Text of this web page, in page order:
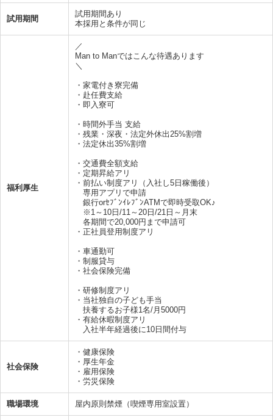
試用期間
試用期間あり
本採用と条件が同じ
福利厚生
／
Man to Manではこんな待遇あります
＼
・家電付き寮完備
・赴任費支給
・即入寮可
・時間外手当 支給
・残業・深夜・法定外休出25%割増
・法定休出35%割増
・交通費全額支給
・定期昇給アリ
・前払い制度アリ（入社し5日稼働後）
専用アプリで申請
銀行orｾﾌﾞﾝｲﾚﾌﾞﾝATMで即時受取OK♪
※1～10日/11～20日/21日～月末
各期間で20,000円まで申請可
・正社員登用制度アリ
・車通勤可
・制服貸与
・社会保険完備
・研修制度アリ
・当社独自の子ども手当
扶養するお子様1名/月5000円
・有給休暇制度アリ
入社半年経過後に10日間付与
社会保険
・健康保険
・厚生年金
・雇用保険
・労災保険
職場環境 屋内原則禁煙（喫煙専用室設置）